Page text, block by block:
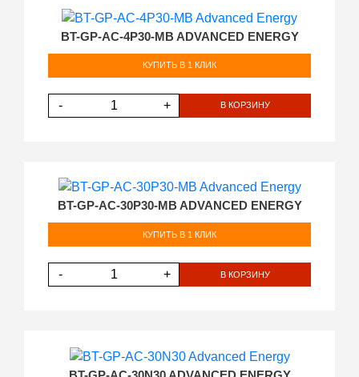
BT-GP-AC-4P30-MB ADVANCED ENERGY
КУПИТЬ В 1 КЛИК
- + В КОРЗИНУ
BT-GP-AC-30P30-MB ADVANCED ENERGY
КУПИТЬ В 1 КЛИК
- + В КОРЗИНУ